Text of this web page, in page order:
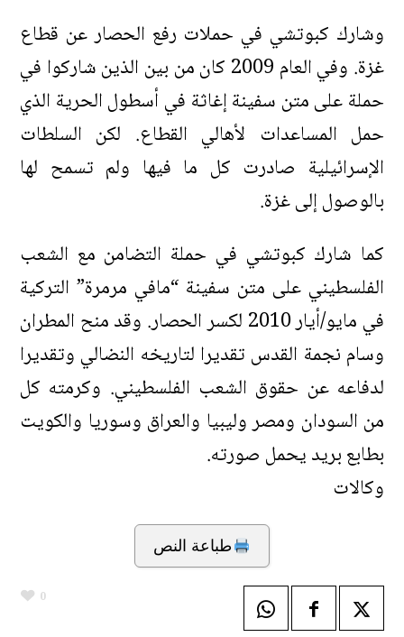
وشارك كبوتشي في حملات رفع الحصار عن قطاع
غزة. وفي العام 2009 كان من بين الذين شاركوا في
حملة على متن سفينة إغاثة في أسطول الحرية الذي
حمل المساعدات لأهالي القطاع. لكن السلطات
الإسرائيلية صادرت كل ما فيها ولم تسمح لها
بالوصول إلى غزة.
كما شارك كبوتشي في حملة التضامن مع الشعب
الفلسطيني على متن سفينة “مافي مرمرة” التركية
في مايو/أيار 2010 لكسر الحصار. وقد منح المطران
وسام نجمة القدس تقديرا لتاريخه النضالي وتقديرا
لدفاعه عن حقوق الشعب الفلسطيني. وكرمته كل
من السودان ومصر وليبيا والعراق وسوريا والكويت
بطابع بريد يحمل صورته.
وكالات
طباعة النص
0